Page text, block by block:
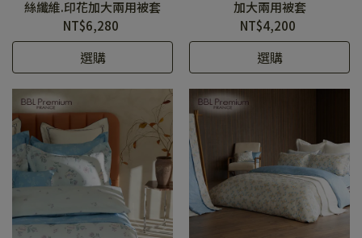
絲纖維.印花加大兩用被套
NT$6,280
選購
加大兩用被套
NT$4,200
選購